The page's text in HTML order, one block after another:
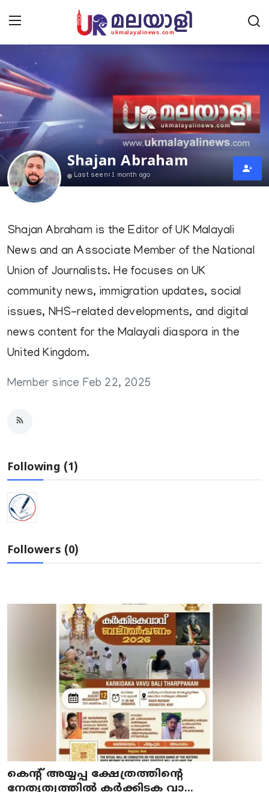
Home
Contact Us
UK News
Europe News
Kerala News
Gulf News
World
Street of Thoughts
Shajan Abraham
Last seen: 1 month ago
Shajan Abraham is the Editor of UK Malayali
News and an Associate Member of the National
Union of Journalists. He focuses on UK
community news, immigration updates, social
issues, NHS-related developments, and digital
news content for the Malayali diaspora in the
United Kingdom.
Member since Feb 22, 2025
Following (1)
Followers (0)
കെന്റ് അയ്യപ്പ ക്ഷേത്രത്തിന്റെ
നേതൃത്വത്തിൽ കർക്കിടക വാ...